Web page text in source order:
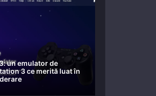
un emulator de
3 ce merită luat în